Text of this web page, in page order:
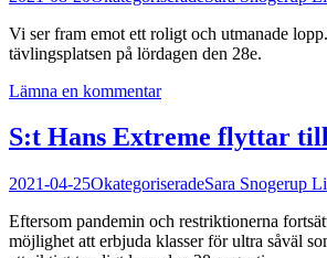
Vi ser fram emot ett roligt och utmanade
tävlingsplatsen på lördagen den 28e.
Lämna en kommentar
S:t Hans Extreme flyttar
2021-04-25OkategoriseradeSara Snogerup
Eftersom pandemin och restriktionerna
möjlighet att erbjuda klasser för ultra såväl